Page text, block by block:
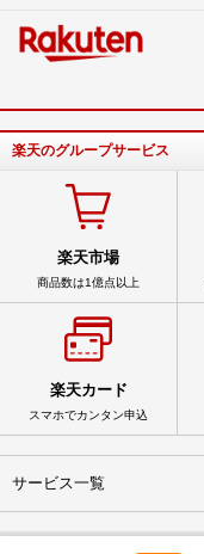
楽天のグループサービス
楽天市場
商品数は1億点以上
楽天カード
スマホでカンタン申込
サービス一覧